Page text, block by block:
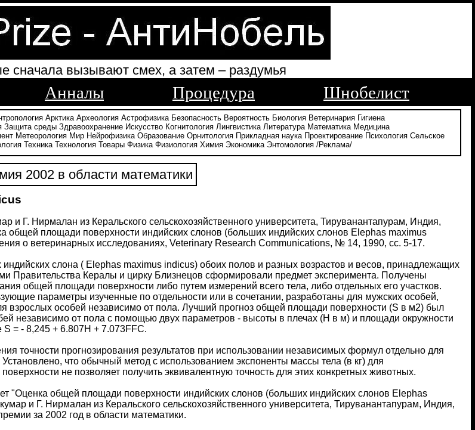
сначала вызывают смех, а затем – раздумья
Анналы Процедура Шнобелист
Арктика Археология Астрофизика Безопасность Вероятность Биология Ветеринария Гигиена
Защита среды Здравоохранение Искусство Когнитология Лингвистика Литература Математика Медицина
Метеорология Мир Нейрофизика Образование Орнитология Прикладная наука Проектирование Психология Сельское
Техника Технология Товары Физика Физиология Химия Экономика Энтомология /Реклама/
2002 в области математики
и Г. Нирмалан из Керальского сельскохозяйственного университета, Тируванантапурам, Индия,
общей площади поверхности индийских слонов (больших индийских слонов Elephas maximus
о ветеринарных исследованиях, Veterinary Research Communications, № 14, 1990, сс. 5-17.
слона ( Elephas maximus indicus) обоих полов и разных возрастов и весов, принадлежащих
Правительства Кералы и цирку Близнецов сформировали предмет эксперимента. Получены
общей площади поверхности либо путем измерений всего тела, либо отдельных его участков.
параметры изученные по отдельности или в сочетании, разработаны для мужских особей,
взрослых особей независимо от пола. Лучший прогноз общей площади поверхности (S в м2) был
независимо от пола с помощью двух параметров - высоты в плечах (H в м) и площади окружности
= - 8,245 + 6.807H + 7.073FFC.
точности прогнозирования результатов при использовании независимых формул отдельно для
что обычный метод с использованием экспоненты массы тела (в кг) для
не позволяет получить эквивалентную точность для этих конкретных животных.
"Оценка общей площади поверхности индийских слонов (больших индийских слонов Elephas
и Г. Нирмалан из Керальского сельскохозяйственного университета, Тируванантапурам, Индия,
за 2002 год в области математики.